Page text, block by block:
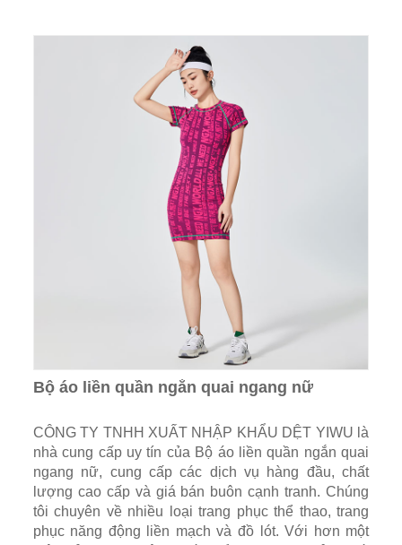
Bộ áo liền quần ngắn quai ngang nữ
CÔNG TY TNHH XUẤT NHẬP KHẨU DỆT YIWU là
nhà cung cấp uy tín của Bộ áo liền quần ngắn quai
ngang nữ, cung cấp các dịch vụ hàng đầu, chất
lượng cao cấp và giá bán buôn cạnh tranh. Chúng
tôi chuyên về nhiều loại trang phục thể thao, trang
phục năng động liền mạch và đồ lót. Với hơn một